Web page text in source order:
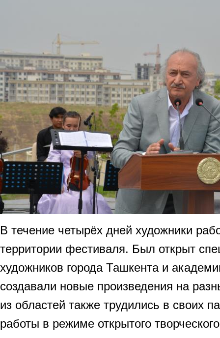
В течение четырёх дней художники
территории фестиваля. Был открыт
художников города Ташкента и
создавали новые произведения на
из областей также трудились в своих
работы в режиме открытого